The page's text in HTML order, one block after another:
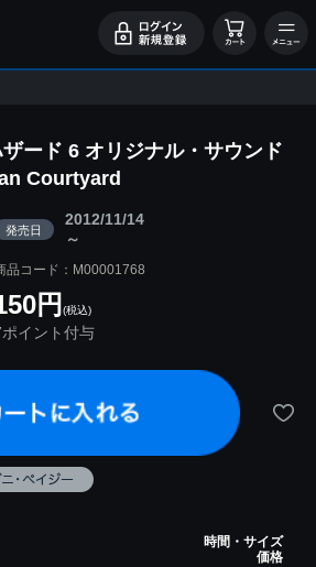
ザード 6 オリジナル・サウンド
Courtyard
発売日
2012/11/14
～
品コード：M00001768
円 (税込)
イント付与
時間・サイズ
価格